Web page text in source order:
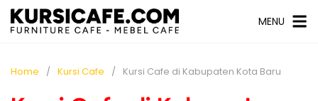
MENU
Home Kursi Cafe Kursi Cafe di Kabupaten Kota Baru